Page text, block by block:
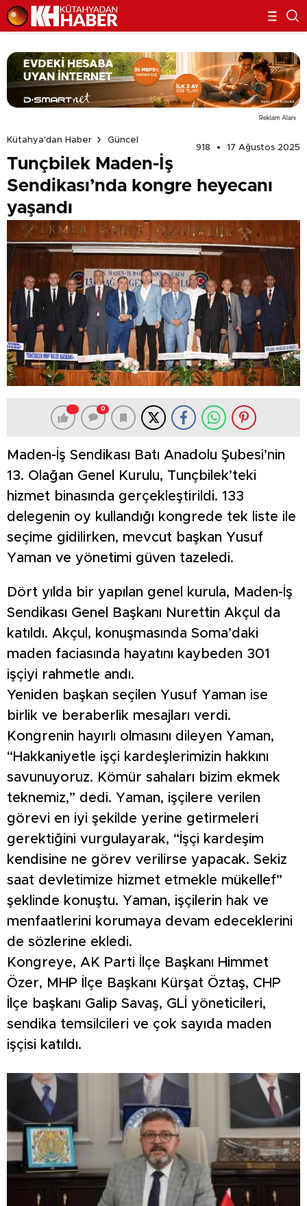
Reklam Alanı
Kütahya'dan Haber
Güncel
918
17 Ağustos 2025
Tunçbilek Maden-İş
Sendikası’nda kongre heyecanı
yaşandı
0
Maden-İş Sendikası Batı Anadolu Şubesi’nin
13. Olağan Genel Kurulu, Tunçbilek’teki
hizmet binasında gerçekleştirildi. 133
delegenin oy kullandığı kongrede tek liste ile
seçime gidilirken, mevcut başkan Yusuf
Yaman ve yönetimi güven tazeledi.
Dört yılda bir yapılan genel kurula, Maden-İş
Sendikası Genel Başkanı Nurettin Akçul da
katıldı. Akçul, konuşmasında Soma’daki
maden faciasında hayatını kaybeden 301
işçiyi rahmetle andı.
Yeniden başkan seçilen Yusuf Yaman ise
birlik ve beraberlik mesajları verdi.
Kongrenin hayırlı olmasını dileyen Yaman,
“Hakkaniyetle işçi kardeşlerimizin hakkını
savunuyoruz. Kömür sahaları bizim ekmek
teknemiz,” dedi. Yaman, işçilere verilen
görevi en iyi şekilde yerine getirmeleri
gerektiğini vurgulayarak, “İşçi kardeşim
kendisine ne görev verilirse yapacak. Sekiz
saat devletimize hizmet etmekle mükellef”
şeklinde konuştu. Yaman, işçilerin hak ve
menfaatlerini korumaya devam edeceklerini
de sözlerine ekledi.
Kongreye, AK Parti İlçe Başkanı Himmet
Özer, MHP İlçe Başkanı Kürşat Öztaş, CHP
İlçe başkanı Galip Savaş, GLİ yöneticileri,
sendika temsilcileri ve çok sayıda maden
işçisi katıldı.